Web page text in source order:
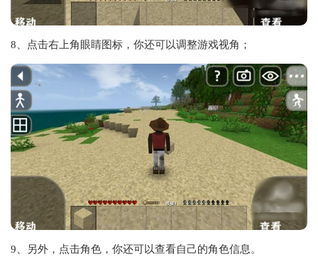
8、点击右上角眼睛图标，你还可以调整游戏视角；
9、另外，点击角色，你还可以查看自己的角色信息。